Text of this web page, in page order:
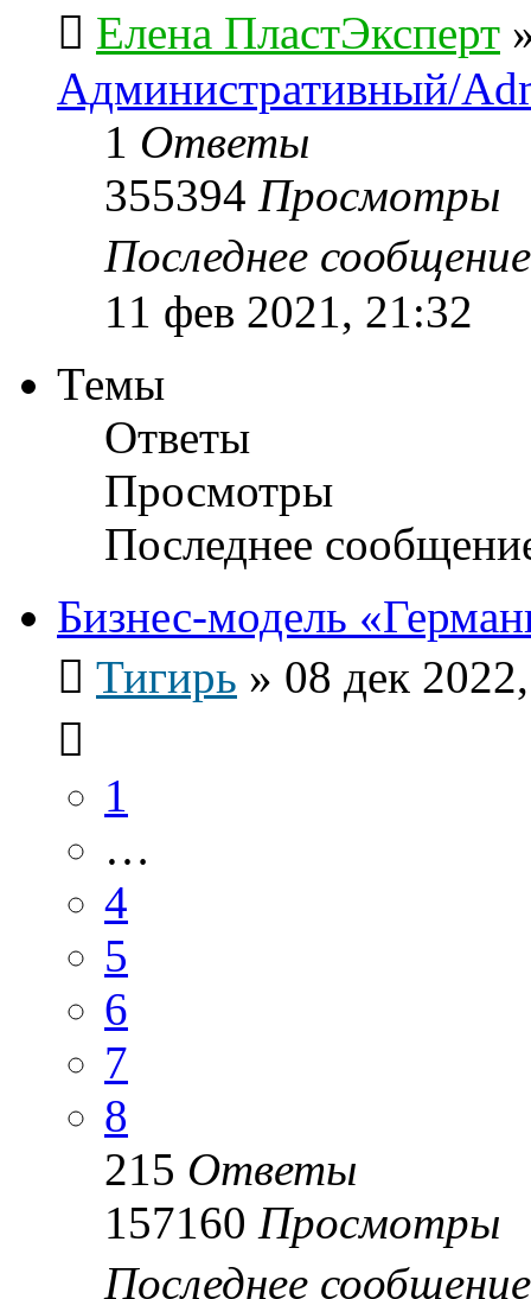
Елена ПластЭксперт
Административный/
1 Ответы
355394 Просмотры
Последнее
11 фев 2021, 21:32
Темы
Ответы
Просмотры
Последнее
Бизнес-модель
Тигирь » 08 дек
1
…
4
5
6
7
8
215 Ответы
157160 Просмотры
Последнее